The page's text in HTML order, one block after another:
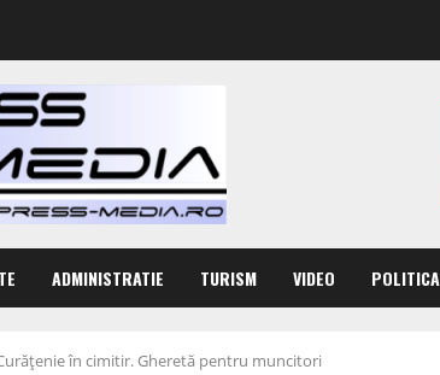
ADMINISTRATIE TURISM VIDEO POLITICA
în cimitir. Gheretă pentru muncitori